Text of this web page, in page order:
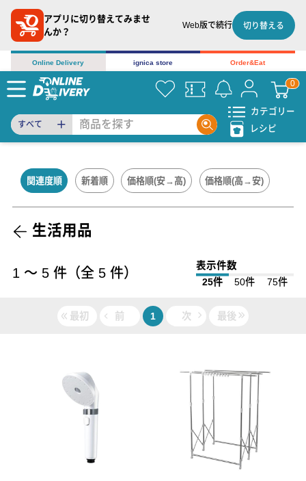
アプリに切り替えてみませ
んか？
Web版で続行 切り替える
Online Delivery ignica store Order&Eat
すべて
カテゴリー
レシピ
関連度順 新着順 価格順(安→高) 価格順(高→安)
生活用品
1 〜 5 件（全 5 件）
表示件数
25件
50件 75件
最初 前 1 次 最後